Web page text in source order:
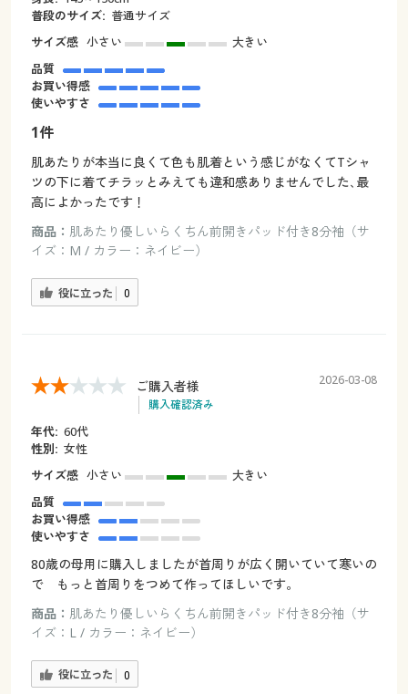
普段のサイズ: 普通サイズ
サイズ感 小さい
大きい
品質
お買い得感
使いやすさ
1件
肌あたりが本当に良くて色も肌着という感じがなくてTシャ
ツの下に着てチラッとみえても違和感ありませんでした､最
高によかったです！
商品： 肌あたり優しいらくちん前開きパッド付き8分袖（サ
イズ：M / カラー：ネイビー）
役に立った 0
ご購入者様
購入確認済み
2026-03-08
年代: 60代
性別: 女性
サイズ感 小さい
大きい
品質
お買い得感
使いやすさ
80歳の母用に購入しましたが首周りが広く開いていて寒いの
で もっと首周りをつめて作ってほしいです。
商品： 肌あたり優しいらくちん前開きパッド付き8分袖（サ
イズ：L / カラー：ネイビー）
役に立った 0